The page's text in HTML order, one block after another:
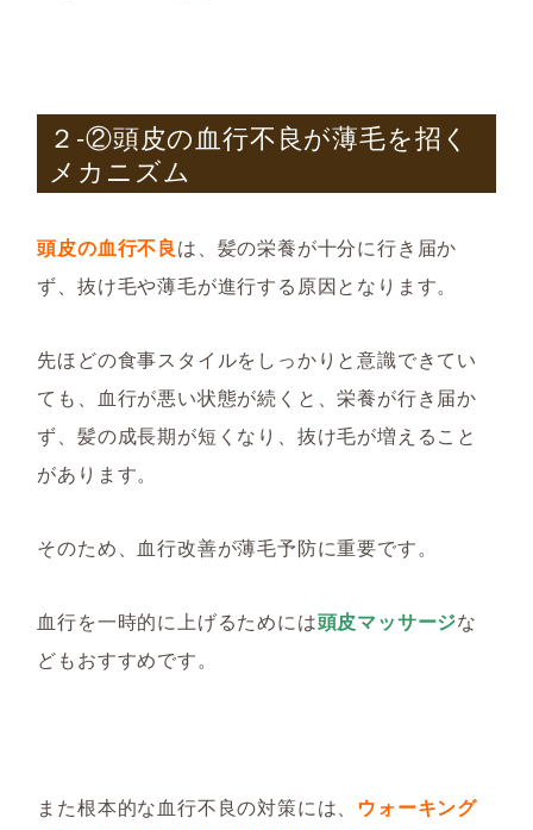
２-②頭皮の血行不良が薄毛を招く
メカニズム
頭皮の血行不良は、髪の栄養が十分に行き届か
ず、抜け毛や薄毛が進行する原因となります。
先ほどの食事スタイルをしっかりと意識できてい
ても、血行が悪い状態が続くと、栄養が行き届か
ず、髪の成長期が短くなり、抜け毛が増えること
があります。
そのため、血行改善が薄毛予防に重要です。
血行を一時的に上げるためには頭皮マッサージな
どもおすすめです。
また根本的な血行不良の対策には、 ウォーキング